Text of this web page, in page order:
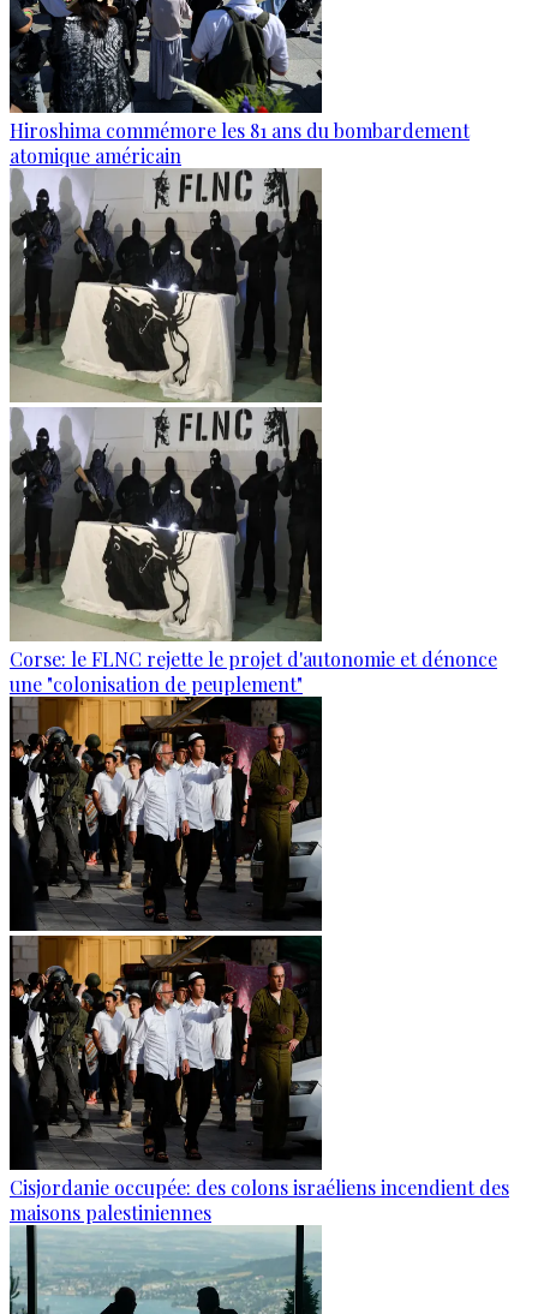
Hiroshima commémore les 81 ans du bombardement
atomique américain
Corse: le FLNC rejette le projet d'autonomie et dénonce
une "colonisation de peuplement"
Cisjordanie occupée: des colons israéliens incendient des
maisons palestiniennes